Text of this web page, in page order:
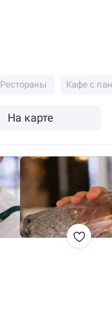
Рестораны Кафе с
На карте